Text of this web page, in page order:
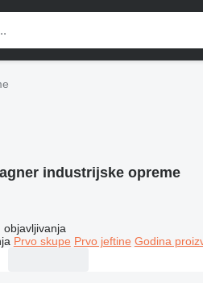
industrijske opreme
objavljivanja
Prvo skupe Prvo jeftine Godina